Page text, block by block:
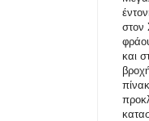
στον
και